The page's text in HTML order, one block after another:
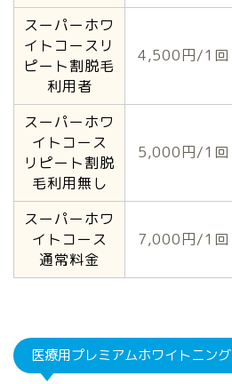
スーパーホワ
イトコースリ
ピート割脱毛
利用者
4,500円/1回
スーパーホワ
イトコース
リピート割脱
毛利用無し
5,000円/1回
スーパーホワ
イトコース
通常料金
7,000円/1回
医療用プレミアムホワイトニング